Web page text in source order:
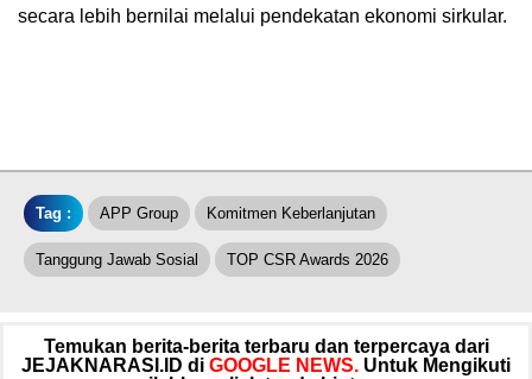
secara lebih bernilai melalui pendekatan ekonomi sirkular.
Tag : APP Group Komitmen Keberlanjutan
Tanggung Jawab Sosial TOP CSR Awards 2026
Temukan berita-berita terbaru dan terpercaya dari
JEJAKNARASI.ID di GOOGLE NEWS. Untuk Mengikuti